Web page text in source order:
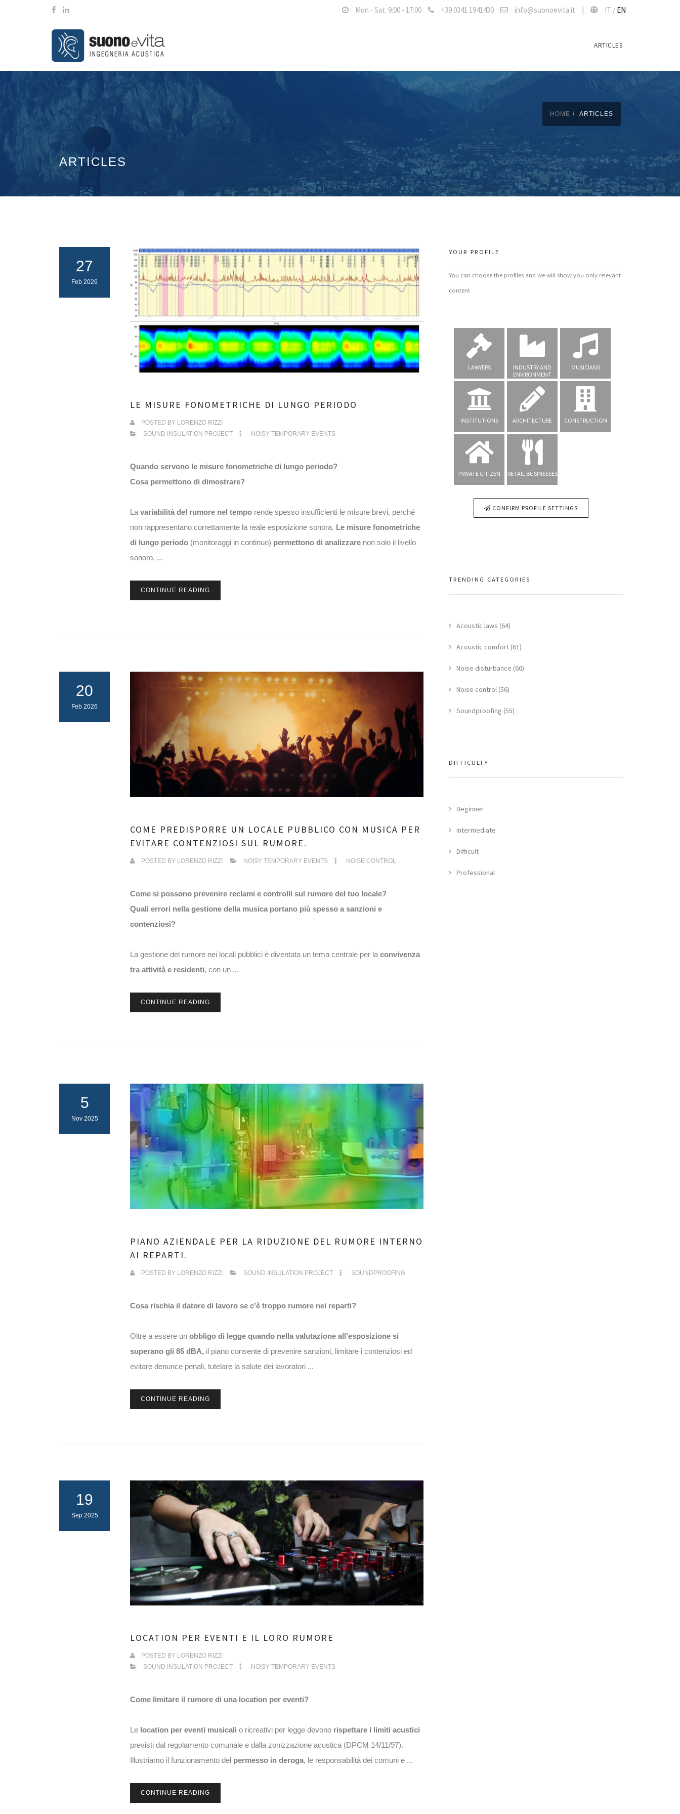
Mon - Sat: 9:00 - 17:00 +39 0341 1941430 info@suonoevita.it | IT / EN
ARTICLES
ARTICLES
HOME ARTICLES
27
Feb 2026
LE MISURE FONOMETRICHE DI LUNGO PERIODO
POSTED BY LORENZO RIZZI
SOUND INSULATION PROJECT
NOISY TEMPORARY EVENTS
Quando servono le misure fonometriche di lungo periodo?
Cosa permettono di dimostrare?
La variabilità del rumore nel tempo rende spesso insufficienti le misure brevi, perché
non rappresentano correttamente la reale esposizione sonora. Le misure fonometriche
di lungo periodo (monitoraggi in continuo) permettono di analizzare non solo il livello
sonoro, ...
CONTINUE READING
20
Feb 2026
COME PREDISPORRE UN LOCALE PUBBLICO CON MUSICA PER
EVITARE CONTENZIOSI SUL RUMORE.
POSTED BY LORENZO RIZZI NOISY TEMPORARY EVENTS NOISE CONTROL
Come si possono prevenire reclami e controlli sul rumore del tuo locale?
Quali errori nella gestione della musica portano più spesso a sanzioni e
contenziosi?
La gestione del rumore nei locali pubblici è diventata un tema centrale per la convivenza
tra attività e residenti, con un ...
CONTINUE READING
5
Nov 2025
PIANO AZIENDALE PER LA RIDUZIONE DEL RUMORE INTERNO
AI REPARTI.
POSTED BY LORENZO RIZZI SOUND INSULATION PROJECT SOUNDPROOFING
Cosa rischia il datore di lavoro se c’è troppo rumore nei reparti?
Oltre a essere un obbligo di legge quando nella valutazione all’esposizione si
superano gli 85 dBA, il piano consente di prevenire sanzioni, limitare i contenziosi ed
evitare denunce penali, tutelare la salute dei lavoratori ...
CONTINUE READING
19
Sep 2025
LOCATION PER EVENTI E IL LORO RUMORE
POSTED BY LORENZO RIZZI
SOUND INSULATION PROJECT
NOISY TEMPORARY EVENTS
Come limitare il rumore di una location per eventi?
Le location per eventi musicali o ricreativi per legge devono rispettare i limiti acustici
previsti dal regolamento comunale e dalla zonizzazione acustica (DPCM 14/11/97).
Illustriamo il funzionamento del permesso in deroga, le responsabilità dei comuni e ...
CONTINUE READING
YOUR PROFILE
You can choose the profiles and we will show you only relevant
content
LAWYERS
INDUSTRY AND
ENVIRONMENT
MUSICIANS
INSTITUTIONS ARCHITECTURE CONSTRUCTION
PRIVATE CITIZEN RETAIL BUSINESSES
CONFIRM PROFILE SETTINGS
TRENDING CATEGORIES
Acoustic laws (64)
Acoustic comfort (61)
Noise disturbance (60)
Noise control (56)
Soundproofing (55)
DIFFICULTY
Beginner
Intermediate
Difficult
Professional